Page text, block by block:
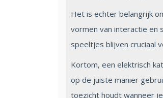
Het is echter belangrijk
vormen van interactie en
speeltjes blijven cruciaal
Kortom, een elektrisch
op de juiste manier
toezicht houdt wanneer